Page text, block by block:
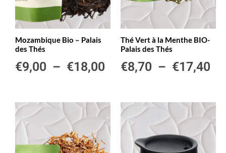
Mozambique Bio – Palais
des Thés
€9,00 – €18,00
Thé Vert à la Menthe BIO-
Palais des Thés
€8,70 – €17,40